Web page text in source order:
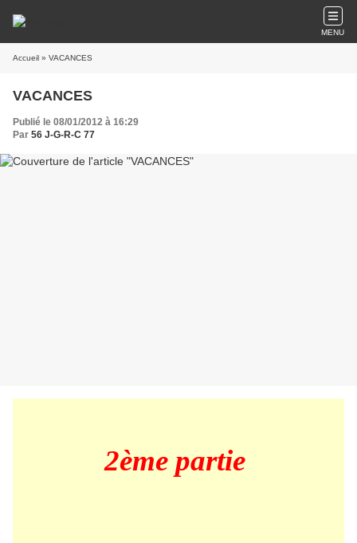
MENU
Accueil » VACANCES
VACANCES
Publié le 08/01/2012 à 16:29
Par 56 J-G-R-C 77
2ème partie